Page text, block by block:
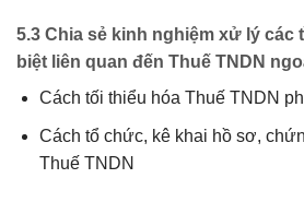
5.3 Chia sẻ kinh nghiệm xử lý các
biệt liên quan đến Thuế TNDN
Cách tối thiểu hóa Thuế TNDN
Cách tổ chức, kê khai hồ sơ,
Thuế TNDN